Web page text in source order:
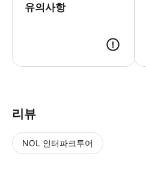
유의사항
리뷰
NOL 인터파크투어